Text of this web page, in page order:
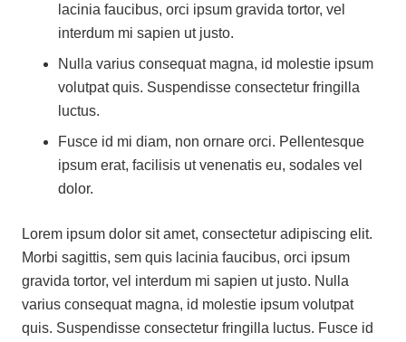
lacinia faucibus, orci ipsum gravida tortor, vel
interdum mi sapien ut justo.
Nulla varius consequat magna, id molestie ipsum
volutpat quis. Suspendisse consectetur fringilla
luctus.
Fusce id mi diam, non ornare orci. Pellentesque
ipsum erat, facilisis ut venenatis eu, sodales vel
dolor.
Lorem ipsum dolor sit amet, consectetur adipiscing elit.
Morbi sagittis, sem quis lacinia faucibus, orci ipsum
gravida tortor, vel interdum mi sapien ut justo. Nulla
varius consequat magna, id molestie ipsum volutpat
quis. Suspendisse consectetur fringilla luctus. Fusce id